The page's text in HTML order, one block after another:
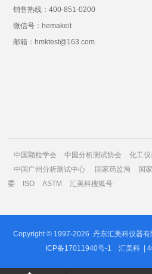
销售热线：400-851-0200
微信号：hemakeit
邮箱：hmktest@163.com
中国颗粒学会 中国分析测试协会 化工仪
中国广州分析测试中心
国家药监局 国
委
ISO ASTM 汇美科搜狐号
Copyright © 1997-2026 丹东汇美科仪器有
ICP备17011940号-1
汇美科 |